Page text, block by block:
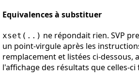
Equivalences à substituer
xset(..) ne répondait rien. SVP
un point-virgule après les
remplacement et listées ci-dessous,
l'affichage des résultats que celles-